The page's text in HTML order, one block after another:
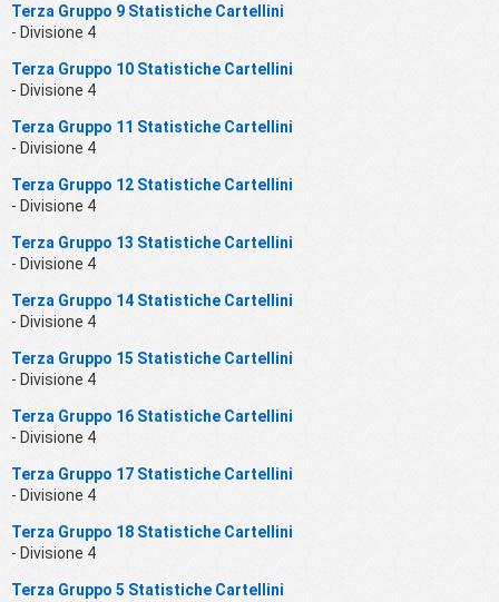
Terza Gruppo 9 Statistiche Cartellini
- Divisione 4
Terza Gruppo 10 Statistiche Cartellini
- Divisione 4
Terza Gruppo 11 Statistiche Cartellini
- Divisione 4
Terza Gruppo 12 Statistiche Cartellini
- Divisione 4
Terza Gruppo 13 Statistiche Cartellini
- Divisione 4
Terza Gruppo 14 Statistiche Cartellini
- Divisione 4
Terza Gruppo 15 Statistiche Cartellini
- Divisione 4
Terza Gruppo 16 Statistiche Cartellini
- Divisione 4
Terza Gruppo 17 Statistiche Cartellini
- Divisione 4
Terza Gruppo 18 Statistiche Cartellini
- Divisione 4
Terza Gruppo 5 Statistiche Cartellini